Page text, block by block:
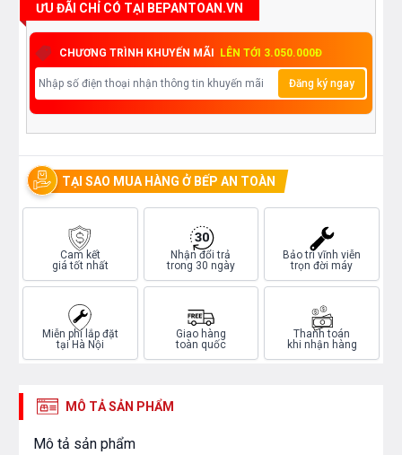
ƯU ĐÃI CHỈ CÓ TẠI BEPANTOAN.VN
CHƯƠNG TRÌNH KHUYẾN MÃI LÊN TỚI 3.050.000Đ
Đăng ký ngay
TẠI SAO MUA HÀNG Ở BẾP AN TOÀN
Cam kết
giá tốt nhất
Nhận đổi trả
trong 30 ngày
Bảo trì vĩnh viễn
trọn đời máy
Miễn phí lắp đặt
tại Hà Nội
Giao hàng
toàn quốc
Thanh toán
khi nhận hàng
MÔ TẢ SẢN PHẨM
Mô tả sản phẩm